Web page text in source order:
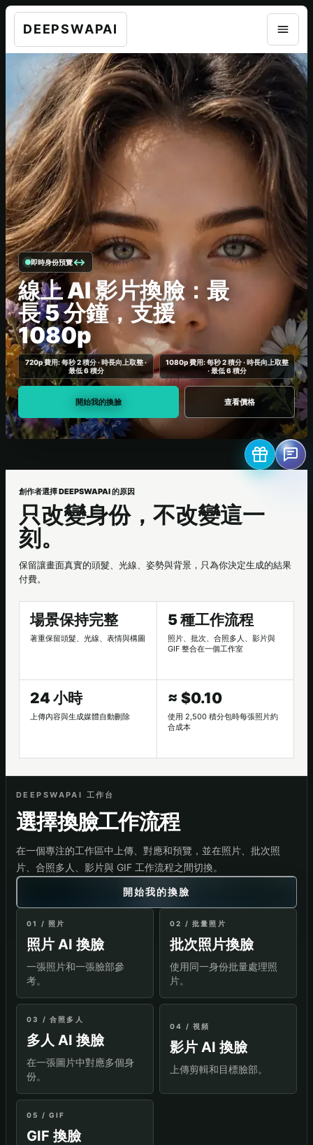
DEEPSWAPAI
即時身份預覽
線上 AI 影片換臉：最
長 5 分鐘，支援
1080p
720p 費用: 每秒 2 積分 · 時長向上取整 ·
最低 6 積分
1080p 費用: 每秒 2 積分 · 時長向上取整
· 最低 6 積分
開始我的換臉 查看價格
創作者選擇 DEEPSWAPAI 的原因
只改變身份，不改變這一
刻。
保留讓畫面真實的頭髮、光線、姿勢與背景，只為你決定生成的結果
付費。
場景保持完整
著重保留頭髮、光線、表情與構圖
5 種工作流程
照片、批次、合照多人、影片與
GIF 整合在一個工作室
24 小時
上傳內容與生成媒體自動刪除
≈ $0.10
使用 2,500 積分包時每張照片約
合成本
DEEPSWAPAI 工作台
選擇換臉工作流程
在一個專注的工作區中上傳、對應和預覽，並在照片、批次照
片、合照多人、影片與 GIF 工作流程之間切換。
開始我的換臉
01 / 照片
照片 AI 換臉
一張照片和一張臉部參
考。
02 / 批量照片
批次照片換臉
使用同一身份批量處理照
片。
03 / 合照多人
多人 AI 換臉
在一張圖片中對應多個身
份。
04 / 視頻
影片 AI 換臉
上傳剪輯和目標臉部。
05 / GIF
GIF 換臉